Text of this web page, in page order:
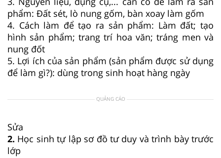
phẩm: Đất sét, lò nung gốm, bàn xoay làm gốm
4. Cách làm để tạo ra sản phẩm: Làm đất; tạo
hình sản phẩm; trang trí hoa văn; tráng men và
nung đốt
5. Lợi ích của sản phẩm (sản phẩm được sử dụng
để làm gì?): dùng trong sinh hoạt hàng ngày
QUẢNG CÁO
Sửa
2. Học sinh tự lập sơ đồ tư duy và trình bày trước
lớp